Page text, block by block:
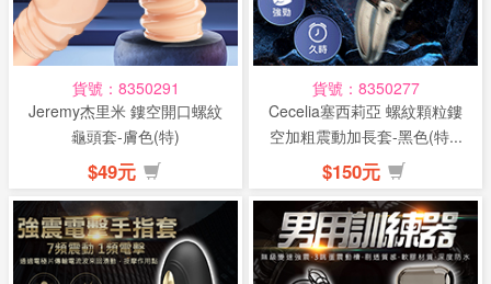
貨號：8350291
Jeremy杰里米 鏤空開口螺紋
龜頭套-膚色(特)
$49元
貨號：8350277
Cecelia塞西莉亞 螺紋顆粒鏤
空加粗震動加長套-黑色(特...
$150元